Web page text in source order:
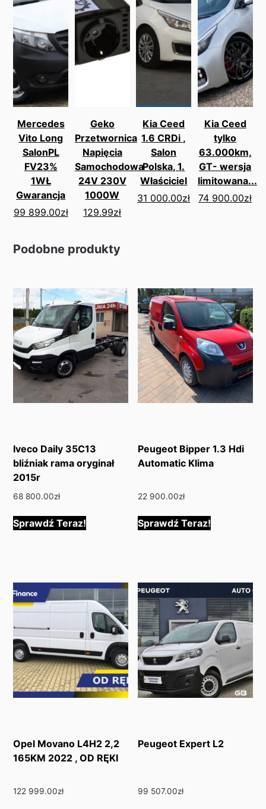
Mercedes
Vito Long
SalonPL
FV23%
1WŁ
Gwarancja
99 899.00zł
Geko
Przetwornica
Napięcia
Samochodowa
24V 230V
1000W
129.99zł
Kia Ceed
1.6 CRDi ,
Salon
Polska, 1.
Właściciel
31 000.00zł
Kia Ceed
tylko
63.000km,
GT- wersja
limitowana...
74 900.00zł
Podobne produkty
Iveco Daily 35C13
bliźniak rama oryginał
2015r
68 800.00zł
Sprawdź Teraz!
Peugeot Bipper 1.3 Hdi
Automatic Klima
22 900.00zł
Sprawdź Teraz!
Opel Movano L4H2 2,2
165KM 2022 , OD RĘKI
122 999.00zł
Peugeot Expert L2
99 507.00zł